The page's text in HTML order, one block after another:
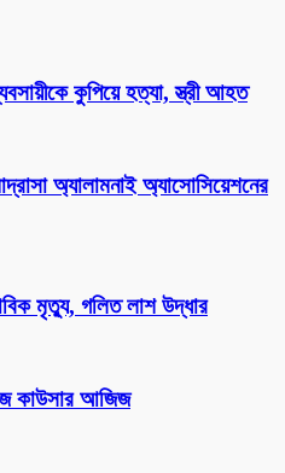
কুপিয়ে হত্যা, স্ত্রী আহত
অ্যালামনাই অ্যাসোসিয়েশনের
মৃত্যু, গলিত লাশ উদ্ধার
কাউসার আজিজ